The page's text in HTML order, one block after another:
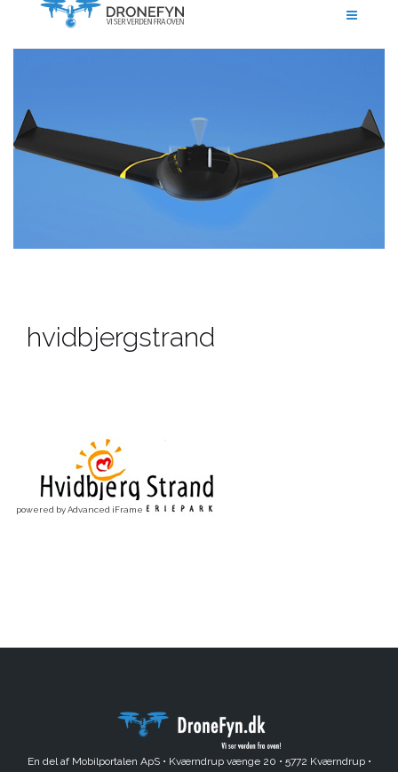
powered by Advanced iFrame
En del af Mobilportalen ApS • Kværndrup vænge 20 • 5772 Kværndrup •